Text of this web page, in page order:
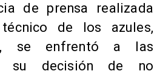
de prensa realizada
de los azules,
se enfrentó a las
su decisión de no